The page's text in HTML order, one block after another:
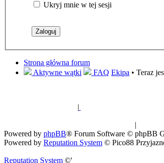
Ukryj mnie w tej sesji
Strona główna forum
Aktywne wątki
FAQ Ekipa • Teraz
|
|
Powered by phpBB® Forum Software © phpBB
Powered by Reputation System © Pico88
Reputation System ©'